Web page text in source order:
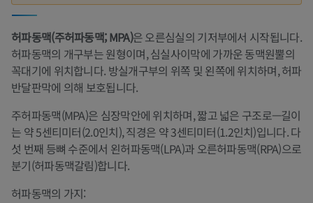
허파동맥(주허파동맥; MPA)은 오른심실의 기저부에서 시작됩니다.
허파동맥의 개구부는 원형이며, 심실사이막에 가까운 동맥원뿔의
꼭대기에 위치합니다. 방실개구부의 위쪽 및 왼쪽에 위치하며, 허파
반달판막에 의해 보호됩니다.
주허파동맥(MPA)은 심장막안에 위치하며, 짧고 넓은 구조로—길이
는 약 5센티미터(2.0인치), 직경은 약 3센티미터(1.2인치)입니다. 다
섯 번째 등뼈 수준에서 왼허파동맥(LPA)과 오른허파동맥(RPA)으로
분기(허파동맥갈림)합니다.
허파동맥의 가지: